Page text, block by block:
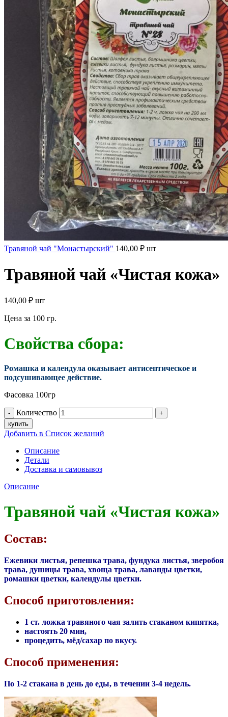
Травяной чай "Монастырский" 140,00 ₽ шт
Травяной чай «Чистая кожа»
140,00 ₽ шт
Цена за 100 гр.
Свойства сбора:
Ромашка и календула оказывает антисептическое и
подсушивающее действие.
Фасовка 100гр
Количество
купить
Добавить в Список желаний
Описание
Детали
Доставка и самовывоз
Описание
Травяной чай «Чистая кожа»
Состав:
Ежевики листья, репешка трава, фундука листья, зверобоя
трава, душицы трава, хвоща трава, лаванды цветки,
ромашки цветки, календулы цветки.
Способ приготовления:
1 ст. ложка травяного чая залить стаканом кипятка,
настоять 20 мин,
процедить, мёд/сахар по вкусу.
Способ применения:
По 1-2 стакана в день до еды, в течении 3-4 недель.